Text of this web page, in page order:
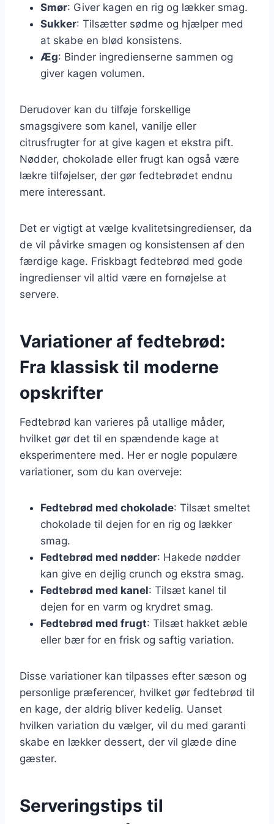
Smør: Giver kagen en rig og lækker smag.
Sukker: Tilsætter sødme og hjælper med
at skabe en blød konsistens.
Æg: Binder ingredienserne sammen og
giver kagen volumen.
Derudover kan du tilføje forskellige
smagsgivere som kanel, vanilje eller
citrusfrugter for at give kagen et ekstra pift.
Nødder, chokolade eller frugt kan også være
lækre tilføjelser, der gør fedtebrødet endnu
mere interessant.
Det er vigtigt at vælge kvalitetsingredienser, da
de vil påvirke smagen og konsistensen af den
færdige kage. Friskbagt fedtebrød med gode
ingredienser vil altid være en fornøjelse at
servere.
Variationer af fedtebrød:
Fra klassisk til moderne
opskrifter
Fedtebrød kan varieres på utallige måder,
hvilket gør det til en spændende kage at
eksperimentere med. Her er nogle populære
variationer, som du kan overveje:
Fedtebrød med chokolade: Tilsæt smeltet
chokolade til dejen for en rig og lækker
smag.
Fedtebrød med nødder: Hakede nødder
kan give en dejlig crunch og ekstra smag.
Fedtebrød med kanel: Tilsæt kanel til
dejen for en varm og krydret smag.
Fedtebrød med frugt: Tilsæt hakket æble
eller bær for en frisk og saftig variation.
Disse variationer kan tilpasses efter sæson og
personlige præferencer, hvilket gør fedtebrød til
en kage, der aldrig bliver kedelig. Uanset
hvilken variation du vælger, vil du med garanti
skabe en lækker dessert, der vil glæde dine
gæster.
Serveringstips til